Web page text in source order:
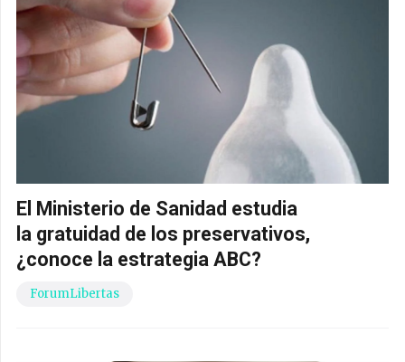
El Ministerio de Sanidad estudia
la gratuidad de los preservativos,
¿conoce la estrategia ABC?
ForumLibertas